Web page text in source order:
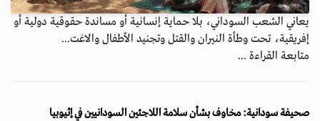
يعاني الشعب السوداني، بلا حماية إنسانية أو مساندة حقوقية دولية أو
إفريقية، تحت وطأة النيران والقتل وتجنيد الأطفال والاغت...
متابعة القراءة ...
صحيفة سودانية: مخاوف بشأن سلامة اللاجئين السودانيين في إثيوبيا